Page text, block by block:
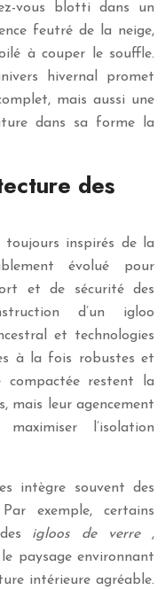
vous blotti dans un
feutré de la neige,
à couper le souffle.
hivernal promet
mais aussi une
dans sa forme la
des
toujours inspirés de la
évolué pour
et de sécurité des
d’un igloo
et technologies
à la fois robustes et
compactée restent la
mais leur agencement
l’isolation
intègre souvent des
exemple, certains
igloos de verre ,
paysage environnant
intérieure agréable.